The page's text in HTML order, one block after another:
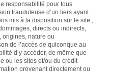
responsabilité pour tous
frauduleuse d’un tiers ayant
mis à la disposition sur le site ;
directs ou indirects,
origines, nature ou
de l’accès de quiconque au
d’y accéder, de même que
ou les sites et/ou du crédit
provenant directement ou